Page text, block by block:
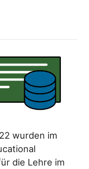
wurden im
die Lehre im